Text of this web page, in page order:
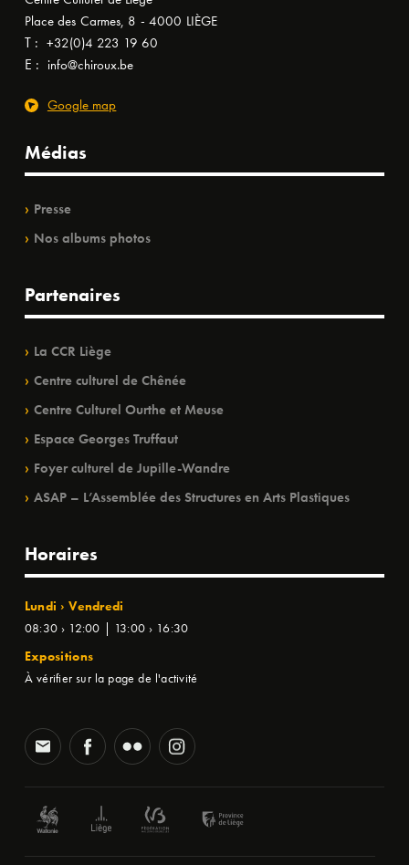
Place des Carmes, 8 - 4000 LIÈGE
T : +32(0)4 223 19 60
E : info@chiroux.be
Google map
Médias
Presse
Nos albums photos
Partenaires
La CCR Liège
Centre culturel de Chênée
Centre Culturel Ourthe et Meuse
Espace Georges Truffaut
Foyer culturel de Jupille-Wandre
ASAP – L’Assemblée des Structures en Arts Plastiques
Horaires
Lundi › Vendredi
08:30 › 12:00 | 13:00 › 16:30
Expositions
À vérifier sur la page de l'activité